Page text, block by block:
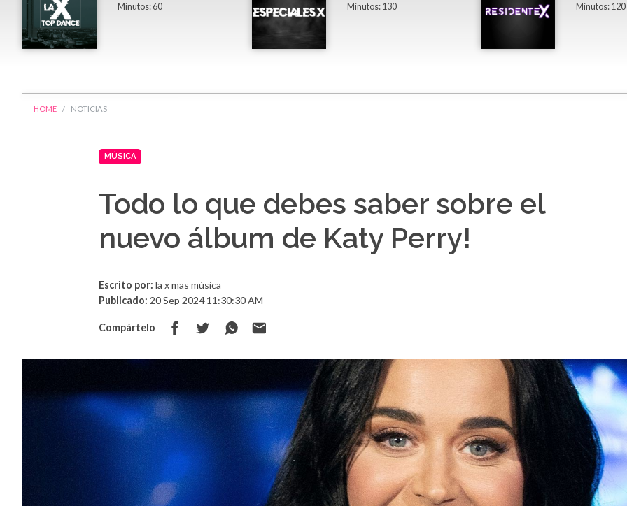
Minutos: 60 Minutos: 130 Minutos: 120
HOME NOTICIAS
MÚSICA
Todo lo que debes saber sobre el
nuevo álbum de Katy Perry!
Escrito por: la x mas música
Publicado: 20 Sep 2024 11:30:30 AM
Compártelo